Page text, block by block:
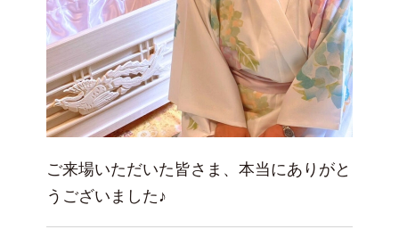
ご来場いただいた皆さま、本当にありがと
うございました♪